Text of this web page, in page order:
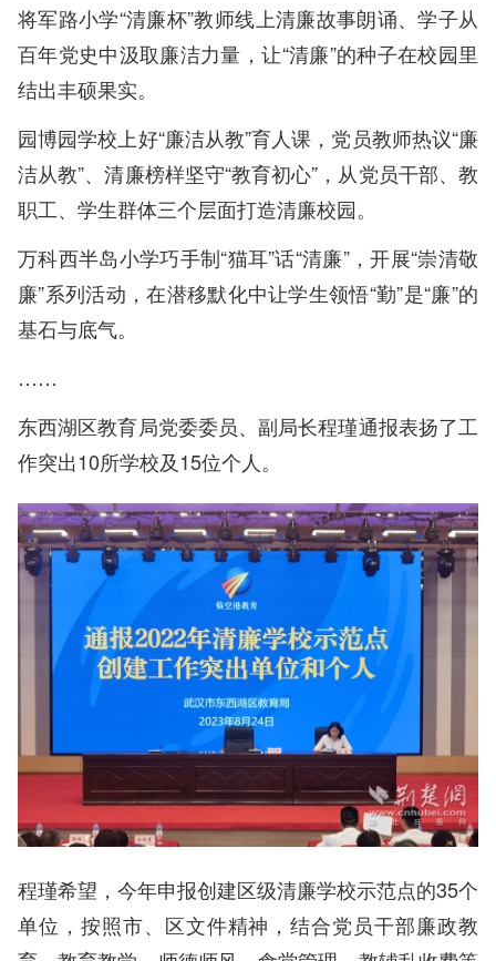
将军路小学“清廉杯”教师线上清廉故事朗诵、学子从
百年党史中汲取廉洁力量，让“清廉”的种子在校园里
结出丰硕果实。
园博园学校上好“廉洁从教”育人课，党员教师热议“廉
洁从教”、清廉榜样坚守“教育初心”，从党员干部、教
职工、学生群体三个层面打造清廉校园。
万科西半岛小学巧手制“猫耳”话“清廉”，开展“崇清敬
廉”系列活动，在潜移默化中让学生领悟“勤”是“廉”的
基石与底气。
……
东西湖区教育局党委委员、副局长程瑾通报表扬了工
作突出10所学校及15位个人。
程瑾希望，今年申报创建区级清廉学校示范点的35个
单位，按照市、区文件精神，结合党员干部廉政教